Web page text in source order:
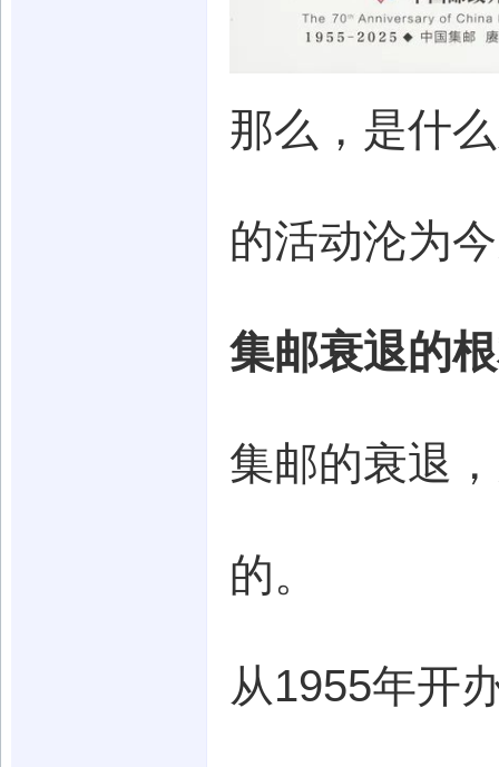
那么，是什
的活动沦为
集邮衰退的
集邮的衰退
的。
从1955年开